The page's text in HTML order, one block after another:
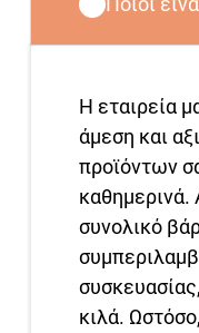
Η εταιρεία
άμεση και
προϊόντων
καθημερινά.
συνολικό
κιλά.